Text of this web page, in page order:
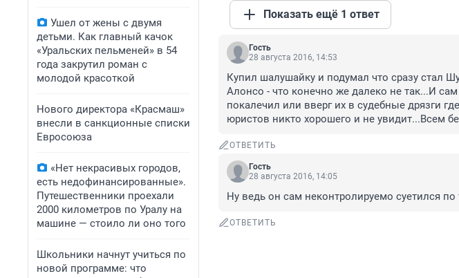
Ушел от жены с двумя
детьми. Как главный качок
«Уральских пельменей» в 54
года закрутил роман с
молодой красоткой
Нового директора «Красмаш»
внесли в санкционные списки
Евросоюза
«Нет некрасивых городов,
есть недофинансированные».
Путешественники проехали
2000 километров по Уралу на
машине — стоило ли оно того
Школьники начнут учиться по
новой программе: что
Показать ещё 1 ответ
Гость
28 августа 2016, 14:53
Купил шалушайку и подумал что сразу стал
Алонсо - что конечно же далеко не так...И
покалечил или вверг их в судебные дрязги
юристов никто хорошего и не увидит...Всем
ОТВЕТИТЬ
Гость
28 августа 2016, 14:05
Ну ведь он сам неконтролируемо суетился
ОТВЕТИТЬ